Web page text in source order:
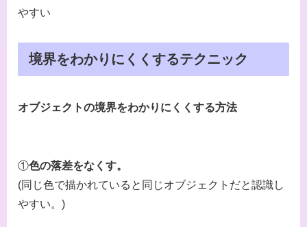
やすい
境界をわかりにくくするテクニック
オブジェクトの境界をわかりにくくする方法
①色の落差をなくす。
(同じ色で描かれていると同じオブジェクトだと認識し
やすい。)